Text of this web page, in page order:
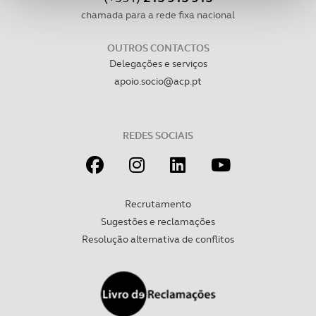
funcionalidades de redes sociais, bem como para
analisar dados de navegação no nosso website.
Adicionalmente partilhamos informação, relativa à sua
utilização do nosso site de publicidade e de análise, com
parceiros e organizações na UE e em países terceiros.
dados pessoais serão realizadas apenas com o seu
consentimento e quando tal se afigure estritamente
necessário no contexto dos serviços a prestar.
Realçamos que o bloqueio de certo tipo de Cookies e
tecnologias similares pode ter impacto na sua
experiência de navegação no Website e nos serviços
Consulte a política de cookies do site.
chamada para a rede fixa nacional
OUTROS CONTACTOS
Delegações e serviços
apoio.socio@acp.pt
REDES SOCIAIS
Recrutamento
Sugestões e reclamações
Resolução alternativa de conflitos